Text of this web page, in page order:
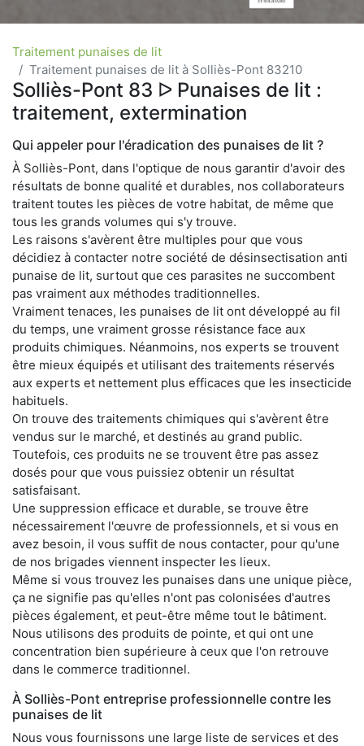
Traitement punaises de lit
Traitement punaises de lit à Solliès-Pont 83210
Solliès-Pont 83 ᐅ Punaises de lit :
traitement, extermination
Qui appeler pour l'éradication des punaises de lit ?
À Solliès-Pont, dans l'optique de nous garantir d'avoir des
résultats de bonne qualité et durables, nos collaborateurs
traitent toutes les pièces de votre habitat, de même que
tous les grands volumes qui s'y trouve.
Les raisons s'avèrent être multiples pour que vous
décidiez à contacter notre société de désinsectisation anti
punaise de lit, surtout que ces parasites ne succombent
pas vraiment aux méthodes traditionnelles.
Vraiment tenaces, les punaises de lit ont développé au fil
du temps, une vraiment grosse résistance face aux
produits chimiques. Néanmoins, nos experts se trouvent
être mieux équipés et utilisant des traitements réservés
aux experts et nettement plus efficaces que les insecticide
habituels.
On trouve des traitements chimiques qui s'avèrent être
vendus sur le marché, et destinés au grand public.
Toutefois, ces produits ne se trouvent être pas assez
dosés pour que vous puissiez obtenir un résultat
satisfaisant.
Une suppression efficace et durable, se trouve être
nécessairement l'œuvre de professionnels, et si vous en
avez besoin, il vous suffit de nous contacter, pour qu'une
de nos brigades viennent inspecter les lieux.
Même si vous trouvez les punaises dans une unique pièce,
ça ne signifie pas qu'elles n'ont pas colonisées d'autres
pièces également, et peut-être même tout le bâtiment.
Nous utilisons des produits de pointe, et qui ont une
concentration bien supérieure à ceux que l'on retrouve
dans le commerce traditionnel.
À Solliès-Pont entreprise professionnelle contre les
punaises de lit
Nous vous fournissons une large liste de services et des